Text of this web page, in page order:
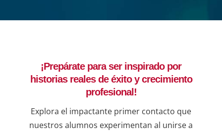
¡Prepárate para ser inspirado por
historias reales de éxito y crecimiento
profesional!
Explora el impactante primer contacto que
nuestros alumnos experimentan al unirse a